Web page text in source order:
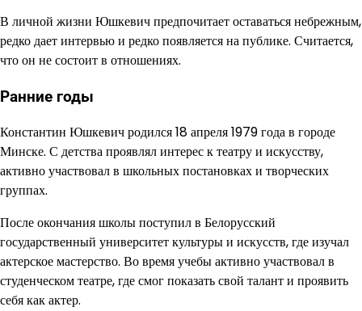
В личной жизни Юшкевич предпочитает оставаться небрежным,
редко дает интервью и редко появляется на публике. Считается,
что он не состоит в отношениях.
Ранние годы
Константин Юшкевич родился 18 апреля 1979 года в городе
Минске. С детства проявлял интерес к театру и искусству,
активно участвовал в школьных постановках и творческих
группах.
После окончания школы поступил в Белорусский
государственный университет культуры и искусств, где изучал
актерское мастерство. Во время учебы активно участвовал в
студенческом театре, где смог показать свой талант и проявить
себя как актер.